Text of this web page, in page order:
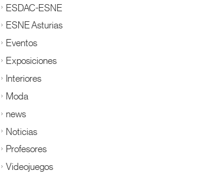
ESDAC-ESNE
ESNE Asturias
Eventos
Exposiciones
Interiores
Moda
news
Noticias
Profesores
Videojuegos